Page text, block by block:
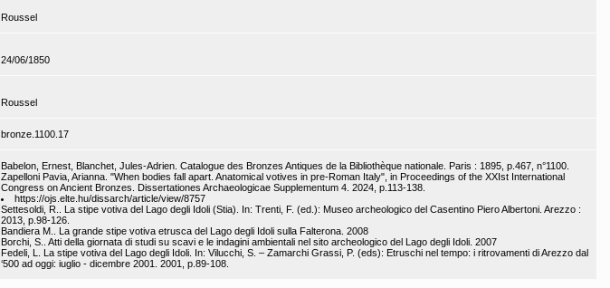
Roussel
24/06/1850
Roussel
bronze.1100.17
Babelon, Ernest, Blanchet, Jules-Adrien. Catalogue des Bronzes Antiques de la Bibliothèque nationale. Paris : 1895, p.467, n°1100.
Zapelloni Pavia, Arianna. "When bodies fall apart. Anatomical votives in pre-Roman Italy", in Proceedings of the XXIst International
Congress on Ancient Bronzes. Dissertationes Archaeologicae Supplementum 4. 2024, p.113-138.
https://ojs.elte.hu/dissarch/article/view/8757
Settesoldi, R.. La stipe votiva del Lago degli Idoli (Stia). In: Trenti, F. (ed.): Museo archeologico del Casentino Piero Albertoni. Arezzo :
2013, p.98-126.
Bandiera M.. La grande stipe votiva etrusca del Lago degli Idoli sulla Falterona. 2008
Borchi, S.. Atti della giornata di studi su scavi e le indagini ambientali nel sito archeologico del Lago degli Idoli. 2007
Fedeli, L. La stipe votiva del Lago degli Idoli. In: Vilucchi, S. – Zamarchi Grassi, P. (eds): Etruschi nel tempo: i ritrovamenti di Arezzo dal
‘500 ad oggi: iuglio - dicembre 2001. 2001, p.89-108.